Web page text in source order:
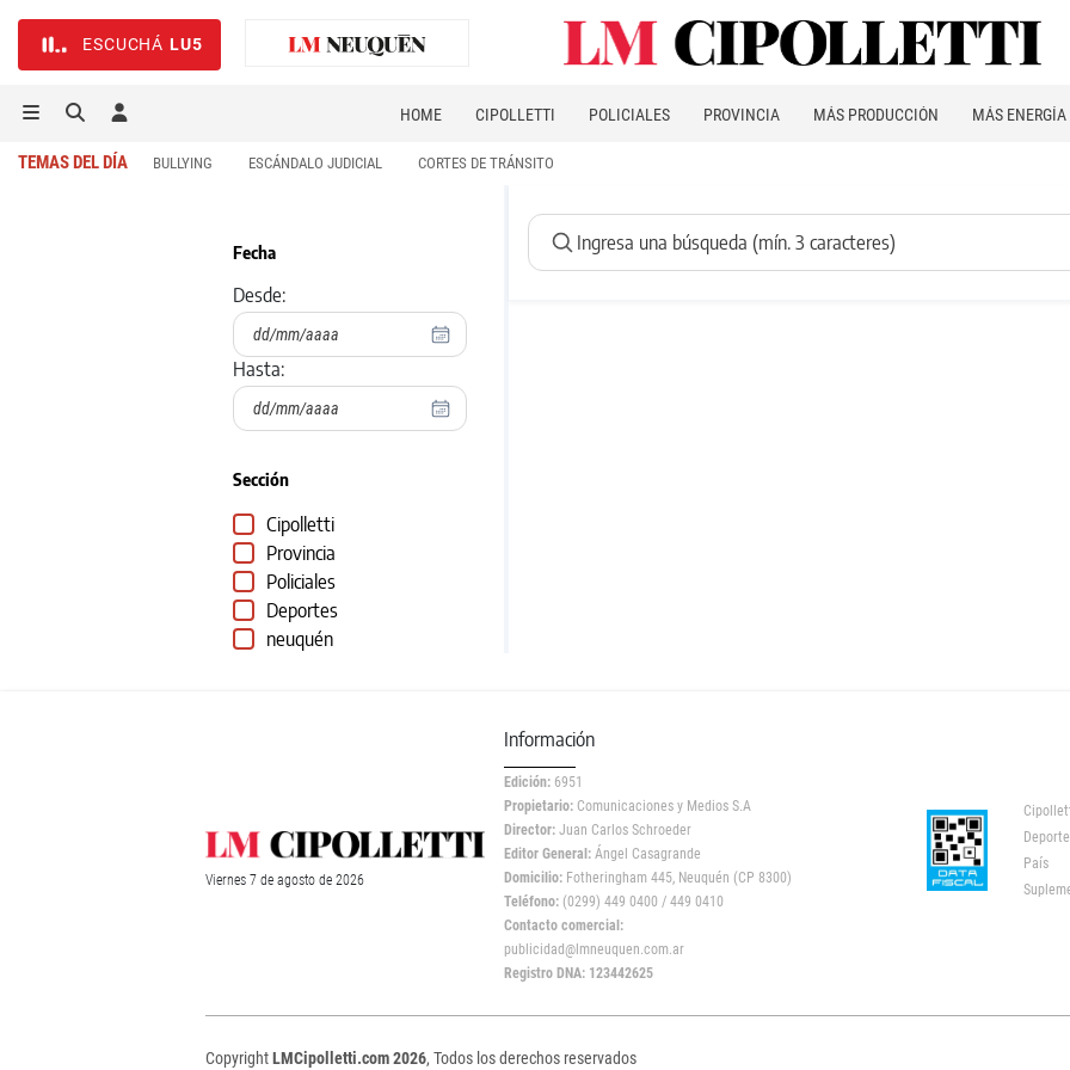
ESCUCHÁ LU5
HOME CIPOLLETTI POLICIALES PROVINCIA MÁS PRODUCCIÓN MÁS ENERGÍA
TEMAS DEL DÍA BULLYING ESCÁNDALO JUDICIAL CORTES DE TRÁNSITO
Fecha
Desde:
Hasta:
Sección
Cipolletti
Provincia
Policiales
Deportes
neuquén
Viernes 7 de agosto de 2026
Información
Edición: 6951
Propietario: Comunicaciones y Medios S.A
Director: Juan Carlos Schroeder
Editor General: Ángel Casagrande
Domicilio: Fotheringham 445, Neuquén (CP 8300)
Teléfono: (0299) 449 0400 / 449 0410
Contacto comercial:
publicidad@lmneuquen.com.ar
Registro DNA: 123442625
País
CopyrightLMCipolletti.com 2026, Todos los derechos reservados